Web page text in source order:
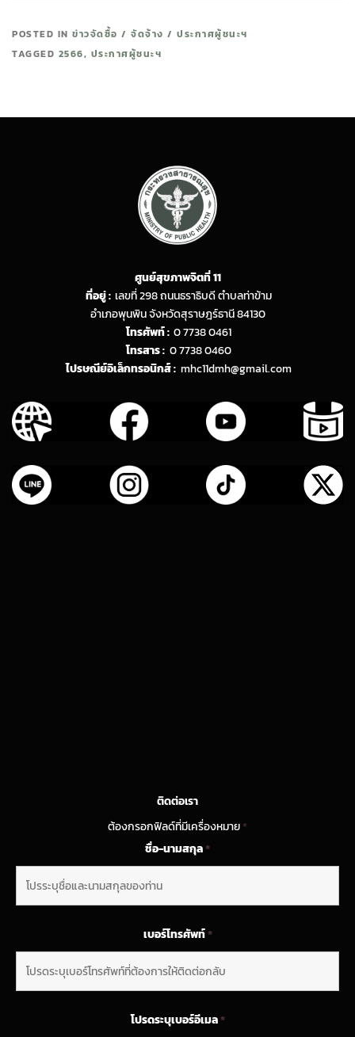
POSTED IN ข่าวจัดซื้อ / จัดจ้าง / ประกาศผู้ชนะฯ
TAGGED 2566, ประกาศผู้ชนะฯ
ศูนย์สุขภาพจิตที่ 11
ที่อยู่ : เลขที่ 298 ถนนธราธิบดี ตำบลท่าข้าม
อำเภอพุนพิน จังหวัดสุราษฎร์ธานี 84130
โทรศัพท์ : 0 7738 0461
โทรสาร : 0 7738 0460
ไปรษณีย์อิเล็กทรอนิกส์ : mhc11dmh@gmail.com
ติดต่อเรา
ต้องกรอกฟิลด์ที่มีเครื่องหมาย*
ชื่อ-นามสกุล*
เบอร์โทรศัพท์*
โปรดระบุเบอร์อีเมล*